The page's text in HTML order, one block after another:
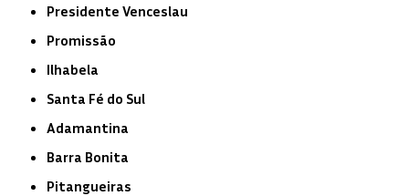
Presidente Venceslau
Promissão
Ilhabela
Santa Fé do Sul
Adamantina
Barra Bonita
Pitangueiras